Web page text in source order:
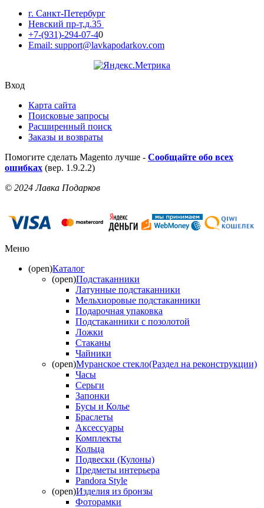
г. Санкт-Петербург
Невский пр-т,д.35
+7-(931)-294-07-40
Email: support@lavkapodarkov.com
Вход
Карта сайта
Поисковые запросы
Расширенный поиск
Заказы и возвраты
Помогите сделать Magento лучше - Сообщайте обо всех
ошибках (вер. 1.9.2.2)
© 2024 Лавка Подарков
Меню
(open)Каталог
(open)Подстаканники
Латунные подстаканники
Мельхиоровые подстаканники
Подарочная упаковка
Подстаканники с позолотой
Ложки
Стаканы
Чайники
(open)Муранское стекло(Раздел на реконструкции)
Часы
Серьги
Запонки
Бусы и Колье
Браслеты
Аксессуары
Комплекты
Кольца
Подвески (Кулоны)
Предметы интерьера
Pandora Style
(open)Изделия из бронзы
Фоторамки